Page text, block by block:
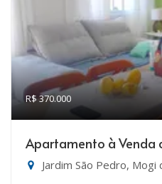
R$ 370.000
Apartamento à Venda
Jardim São Pedro, Mogi